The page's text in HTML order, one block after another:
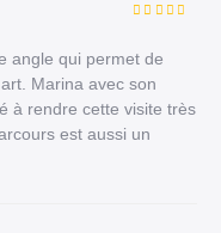
angle qui permet de
Marina avec son
à rendre cette visite très
est aussi un